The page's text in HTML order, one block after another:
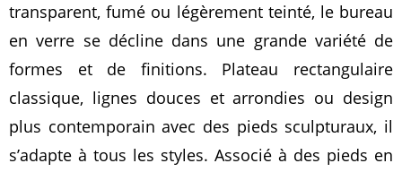
transparent, fumé ou légèrement teinté, le bureau
en verre se décline dans une grande variété de
formes et de finitions. Plateau rectangulaire
classique, lignes douces et arrondies ou design
plus contemporain avec des pieds sculpturaux, il
s’adapte à tous les styles. Associé à des pieds en